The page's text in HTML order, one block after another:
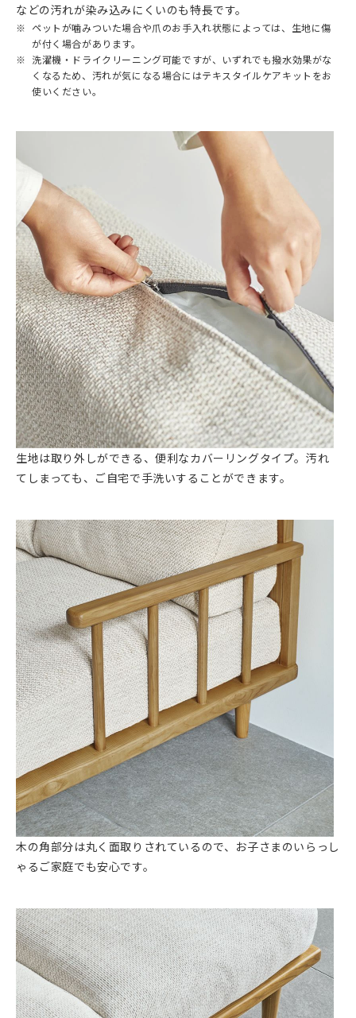
などの汚れが染み込みにくいのも特長です。
ペットが噛みついた場合や爪のお手入れ状態によっては、生地に傷
が付く場合があります。
洗濯機・ドライクリーニング可能ですが、いずれでも撥水効果がな
くなるため、汚れが気になる場合にはテキスタイルケアキットをお
使いください。
生地は取り外しができる、便利なカバーリングタイプ。汚れ
てしまっても、ご自宅で手洗いすることができます。
木の角部分は丸く面取りされているので、お子さまのいらっし
ゃるご家庭でも安心です。